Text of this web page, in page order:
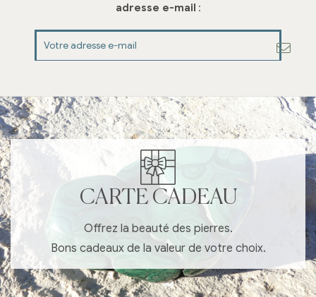
adresse e-mail :
CARTE CADEAU
Offrez la beauté des pierres.
Bons cadeaux de la valeur de votre choix.